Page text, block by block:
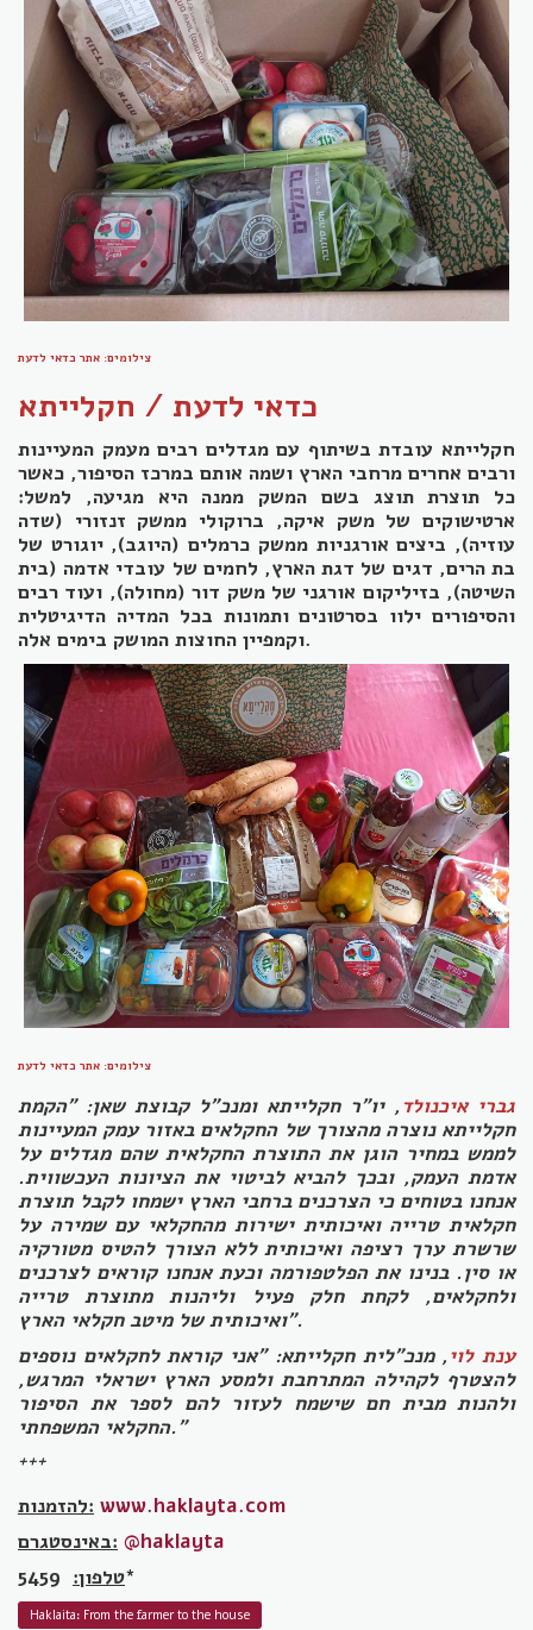
צילומים: אתר כדאי לדעת
חקלייתא עובדת בשיתוף עם מגדלים רבים מעמק המעיינות
ורבים אחרים מרחבי הארץ ושמה אותם במרכז הסיפור, כאשר
כל תוצרת תוצג בשם המשק ממנה היא מגיעה, למשל:
ארטישוקים של משק איקה, ברוקולי ממשק זנזורי (שדה
עוזיה), ביצים אורגניות ממשק כרמלים (היוגב), יוגורט של
בת הרים, דגים של דגת הארץ, לחמים של עובדי אדמה (בית
השיטה), בזיליקום אורגני של משק דור (מחולה), ועוד רבים
והסיפורים ילוו בסרטונים ותמונות בכל המדיה הדיגיטלית
וקמפיין החוצות המושק בימים אלה.
צילומים: אתר כדאי לדעת
גברי איכנולד, יו"ר חקלייתא ומנכ"ל קבוצת שאן: "הקמת
חקלייתא נוצרה מהצורך של החקלאים באזור עמק המעיינות
לממש במחיר הוגן את התוצרת החקלאית שהם מגדלים על
אדמת העמק, ובכך להביא לביטוי את הציונות העכשווית.
אנחנו בטוחים כי הצרכנים ברחבי הארץ ישמחו לקבל תוצרת
חקלאית טרייה ואיכותית ישירות מהחקלאי עם שמירה על
שרשרת ערך רציפה ואיכותית ללא הצורך להטיס מטורקיה
או סין. בנינו את הפלטפורמה וכעת אנחנו קוראים לצרכנים
ולחקלאים, לקחת חלק פעיל וליהנות מתוצרת טרייה
ואיכותית של מיטב חקלאי הארץ".
ענת לוי, מנכ"לית חקלייתא: "אני קוראת לחקלאים נוספים
להצטרף לקהילה המתרחבת ולמסע הארץ ישראלי המרגש,
ולהנות מבית חם שישמח לעזור להם לספר את הסיפור
החקלאי המשפחתי."
+++
להזמנות: www.haklayta.com
באינסטגרם: @haklayta
טלפון:5459*
Haklaita: From the farmer to the house